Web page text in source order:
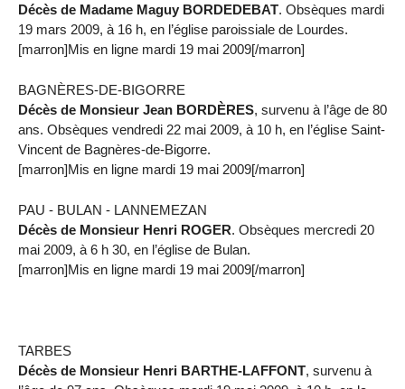
Décès de Madame Maguy BORDEDEBAT. Obsèques mardi
19 mars 2009, à 16 h, en l’église paroissiale de Lourdes.
[marron]Mis en ligne mardi 19 mai 2009[/marron]
BAGNÈRES-DE-BIGORRE
Décès de Monsieur Jean BORDÈRES, survenu à l’âge de 80
ans. Obsèques vendredi 22 mai 2009, à 10 h, en l’église Saint-
Vincent de Bagnères-de-Bigorre.
[marron]Mis en ligne mardi 19 mai 2009[/marron]
PAU - BULAN - LANNEMEZAN
Décès de Monsieur Henri ROGER. Obsèques mercredi 20
mai 2009, à 6 h 30, en l’église de Bulan.
[marron]Mis en ligne mardi 19 mai 2009[/marron]
TARBES
Décès de Monsieur Henri BARTHE-LAFFONT, survenu à